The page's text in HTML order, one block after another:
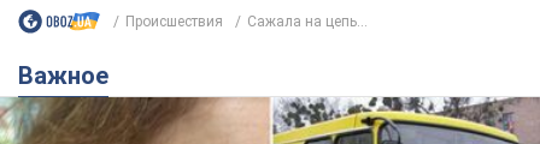
Происшествия Сажала на цепь...
Важное